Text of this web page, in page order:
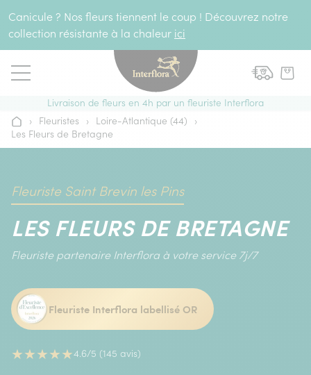
Canicule ? Nos fleurs tiennent le coup ! Découvrez notre
collection résistante à la chaleur ici
Livraison de fleurs en 4h par un fleuriste Interflora
Accueil
› Fleuristes › Loire-Atlantique (44)
›
Les Fleurs de Bretagne
Fleuriste Saint Brevin les Pins
LES FLEURS DE BRETAGNE
Fleuriste partenaire Interflora à votre service 7j/7
Fleuriste Interflora labellisé OR
★★★★★4.6/5 (145 avis)